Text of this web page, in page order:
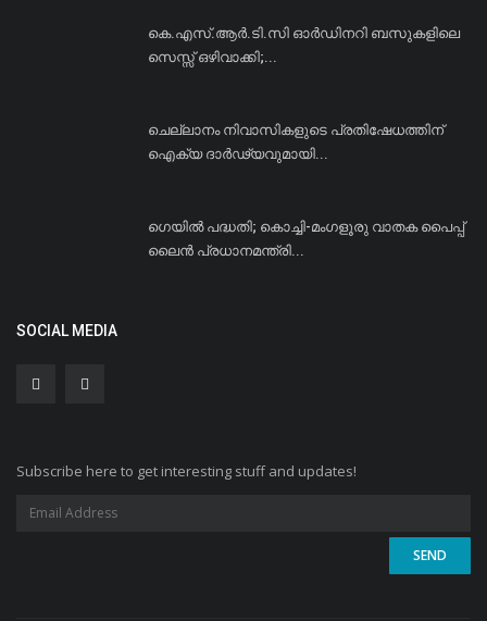
കെ.എസ്‌.ആര്‍.ടി.സി ഓര്‍ഡിനറി ബസുകളിലെ
സെസ്സ് ഒഴിവാക്കി;...
ചെല്ലാനം നിവാസികളുടെ പ്രതിഷേധത്തിന്
ഐക്യ ദാര്‍ഢ്യവുമായി...
ഗെയില്‍ പദ്ധതി; കൊച്ചി-മംഗളൂരു വാതക പൈപ്പ്
ലൈന്‍ പ്രധാനമന്ത്രി...
SOCIAL MEDIA
Subscribe here to get interesting stuff and updates!